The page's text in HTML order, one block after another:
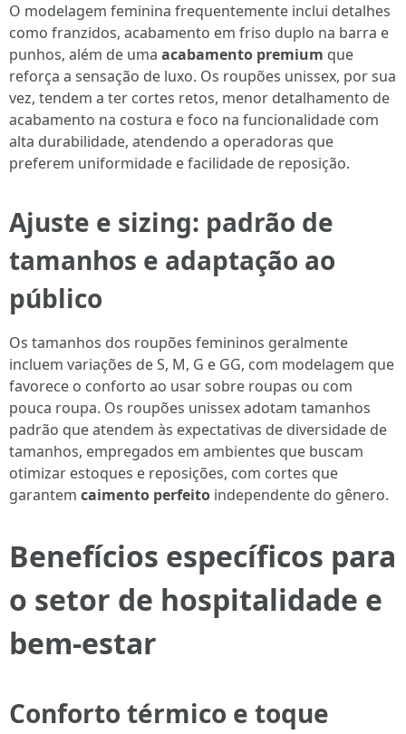
O modelagem feminina frequentemente inclui detalhes
como franzidos, acabamento em friso duplo na barra e
punhos, além de uma acabamento premium que
reforça a sensação de luxo. Os roupões unissex, por sua
vez, tendem a ter cortes retos, menor detalhamento de
acabamento na costura e foco na funcionalidade com
alta durabilidade, atendendo a operadoras que
preferem uniformidade e facilidade de reposição.
Ajuste e sizing: padrão de
tamanhos e adaptação ao
público
Os tamanhos dos roupões femininos geralmente
incluem variações de S, M, G e GG, com modelagem que
favorece o conforto ao usar sobre roupas ou com
pouca roupa. Os roupões unissex adotam tamanhos
padrão que atendem às expectativas de diversidade de
tamanhos, empregados em ambientes que buscam
otimizar estoques e reposições, com cortes que
garantem caimento perfeito independente do gênero.
Benefícios específicos para
o setor de hospitalidade e
bem-estar
Conforto térmico e toque